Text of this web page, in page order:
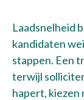
Laadsnelheid
kandidaten
stappen. Een
terwijl
hapert, kiezen